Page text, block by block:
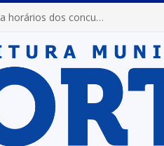
Prefeitura de Portel prorroga inscrições e altera horários dos concursos “Musa” e “Miss Mix Verão 2026”